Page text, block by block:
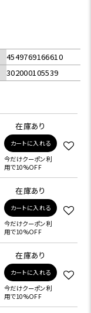
4549769166610
302000105539
在庫あり
カートに入れる
今だけクーポン利
用で10%OFF
在庫あり
カートに入れる
今だけクーポン利
用で10%OFF
在庫あり
カートに入れる
今だけクーポン利
用で10%OFF